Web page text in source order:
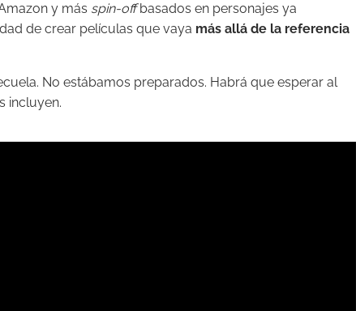
y más spin-offbasados en personajes ya
de crear películas que vaya más allá de la referencia
No estábamos preparados. Habrá que esperar al
incluyen.